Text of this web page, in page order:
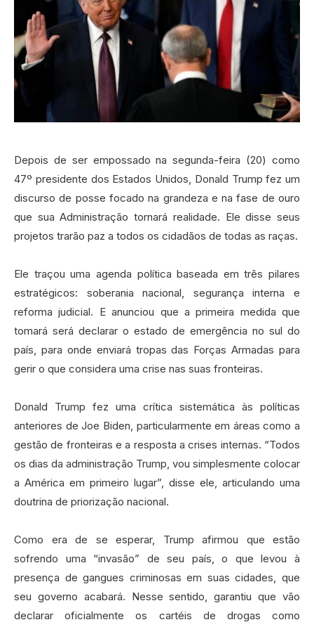
Depois de ser empossado na segunda-feira (20) como
47º presidente dos Estados Unidos, Donald Trump fez um
discurso de posse focado na grandeza e na fase de ouro
que sua Administração tornará realidade. Ele disse seus
projetos trarão paz a todos os cidadãos de todas as raças.
Ele traçou uma agenda política baseada em três pilares
estratégicos: soberania nacional, segurança interna e
reforma judicial. E anunciou que a primeira medida que
tomará será declarar o estado de emergência no sul do
país, para onde enviará tropas das Forças Armadas para
gerir o que considera uma crise nas suas fronteiras.
Donald Trump fez uma crítica sistemática às políticas
anteriores de Joe Biden, particularmente em áreas como a
gestão de fronteiras e a resposta a crises internas. “Todos
os dias da administração Trump, vou simplesmente colocar
a América em primeiro lugar”, disse ele, articulando uma
doutrina de priorização nacional.
Como era de se esperar, Trump afirmou que estão
sofrendo uma “invasão” de seu país, o que levou à
presença de gangues criminosas em suas cidades, que
seu governo acabará. Nesse sentido, garantiu que vão
declarar oficialmente os cartéis de drogas como